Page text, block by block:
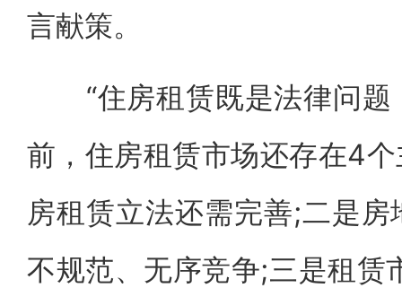
言献策。
“住房租赁既是法律问题
前，住房租赁市场还存在4
房租赁立法还需完善;二是
不规范、无序竞争;三是租赁